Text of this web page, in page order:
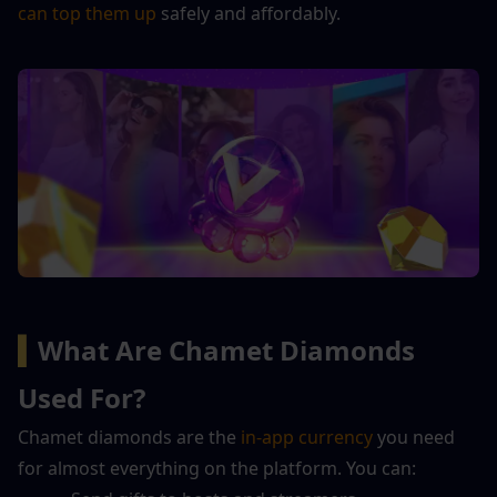
can top them up safely and affordably.
What Are Chamet Diamonds
Used For?
Chamet diamonds are the in-app currency you need
for almost everything on the platform. You can: